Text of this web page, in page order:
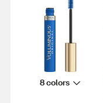
8 colors